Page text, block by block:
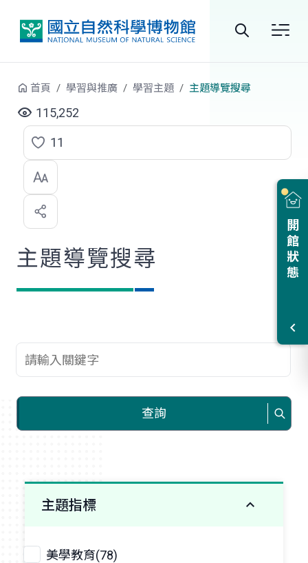
站
尋
開館狀態
首頁 學習與推廣 學習主題 主題導覽搜尋
115,252
點
選
喜
歡
11
主題導覽搜尋
查詢關鍵字
查詢
主題指標
美學教育(78)